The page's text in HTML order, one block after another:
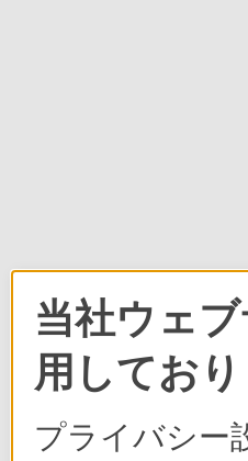
当社ウェ
用しており
プライバシー